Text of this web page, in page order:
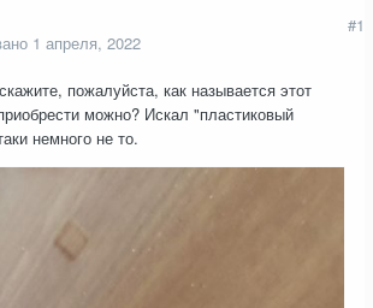
1 апреля, 2022
#1
пожалуйста, как называется этот
можно? Искал "пластиковый
немного не то.